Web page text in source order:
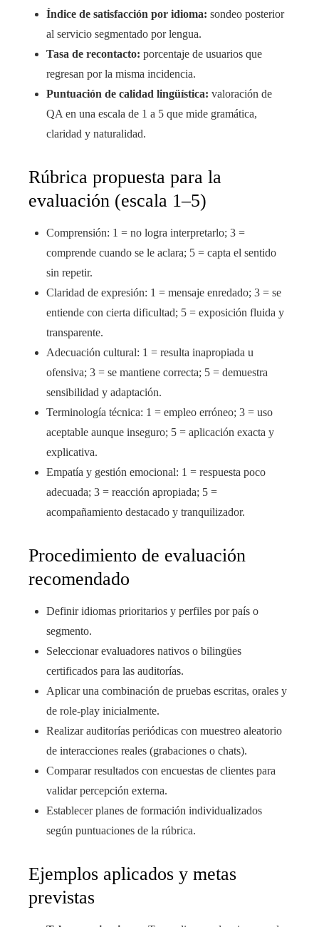
Índice de satisfacción por idioma: sondeo posterior
al servicio segmentado por lengua.
Tasa de recontacto: porcentaje de usuarios que
regresan por la misma incidencia.
Puntuación de calidad lingüística: valoración de
QA en una escala de 1 a 5 que mide gramática,
claridad y naturalidad.
Rúbrica propuesta para la
evaluación (escala 1–5)
Comprensión: 1 = no logra interpretarlo; 3 =
comprende cuando se le aclara; 5 = capta el sentido
sin repetir.
Claridad de expresión: 1 = mensaje enredado; 3 = se
entiende con cierta dificultad; 5 = exposición fluida y
transparente.
Adecuación cultural: 1 = resulta inapropiada u
ofensiva; 3 = se mantiene correcta; 5 = demuestra
sensibilidad y adaptación.
Terminología técnica: 1 = empleo erróneo; 3 = uso
aceptable aunque inseguro; 5 = aplicación exacta y
explicativa.
Empatía y gestión emocional: 1 = respuesta poco
adecuada; 3 = reacción apropiada; 5 =
acompañamiento destacado y tranquilizador.
Procedimiento de evaluación
recomendado
Definir idiomas prioritarios y perfiles por país o
segmento.
Seleccionar evaluadores nativos o bilingües
certificados para las auditorías.
Aplicar una combinación de pruebas escritas, orales y
de role-play inicialmente.
Realizar auditorías periódicas con muestreo aleatorio
de interacciones reales (grabaciones o chats).
Comparar resultados con encuestas de clientes para
validar percepción externa.
Establecer planes de formación individualizados
según puntuaciones de la rúbrica.
Ejemplos aplicados y metas
previstas